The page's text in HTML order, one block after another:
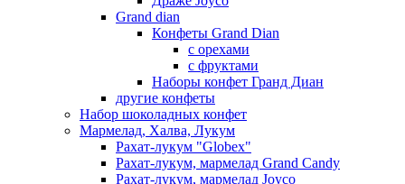
Grand dian
Конфеты Grand Dian
с орехами
с фруктами
Наборы конфет Гранд Диан
другие конфеты
Набор шоколадных конфет
Мармелад, Халва, Лукум
Рахат-лукум "Globex"
Рахат-лукум, мармелад Grand Candy
Рахат-лукум, мармелад Joyco